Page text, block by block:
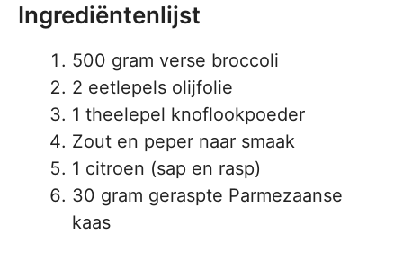
Ingrediëntenlijst
500 gram verse broccoli
2 eetlepels olijfolie
1 theelepel knoflookpoeder
Zout en peper naar smaak
1 citroen (sap en rasp)
30 gram geraspte Parmezaanse
kaas